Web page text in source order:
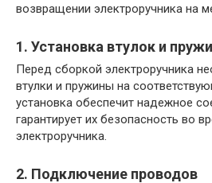
возвращении электроручника на
1. Установка втулок и
Перед сборкой электроручника
втулки и пружины на
установка обеспечит надежное
гарантирует их безопасность во
электроручника.
2. Подключение проводов